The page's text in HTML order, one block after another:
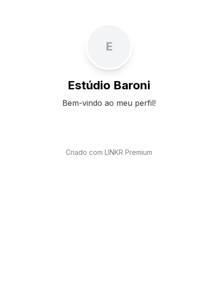
E
Estúdio Baroni
Bem-vindo ao meu perfil!
Criado com LINKR Premium